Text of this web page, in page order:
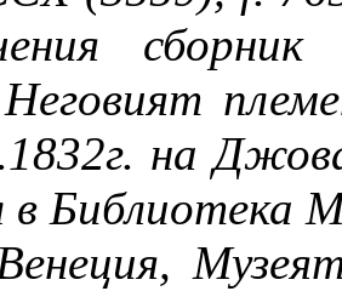
на
в Библиотека